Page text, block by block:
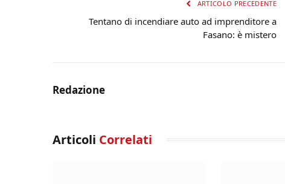
ARTICOLO PRECEDENTE
Tentano di incendiare auto ad imprenditore a
Fasano: è mistero
Redazione
Articoli Correlati